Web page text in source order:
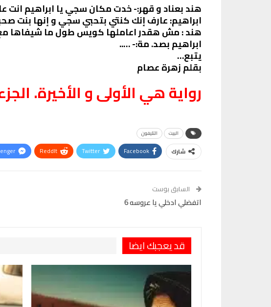
هند بعناد و قهر:- خدت مكان سجي يا ابراهيم انت
ابراهيم: عارف إنك كنتي بتحبي سجي و إنها بنت
هند : مش هقدر اعاملها كويس طول ما شيفاها
ابراهيم بصد. مة:- …..
يتبع…
بقلم زهرة عصام
رواية هي الأولى و الأخيرة.
البيت التليفون
شارك Facebook
Twitter
ReddIt
السابق بوست
اتفضلي ادخلي يا عروسه 6
قد يعجبك ايضا